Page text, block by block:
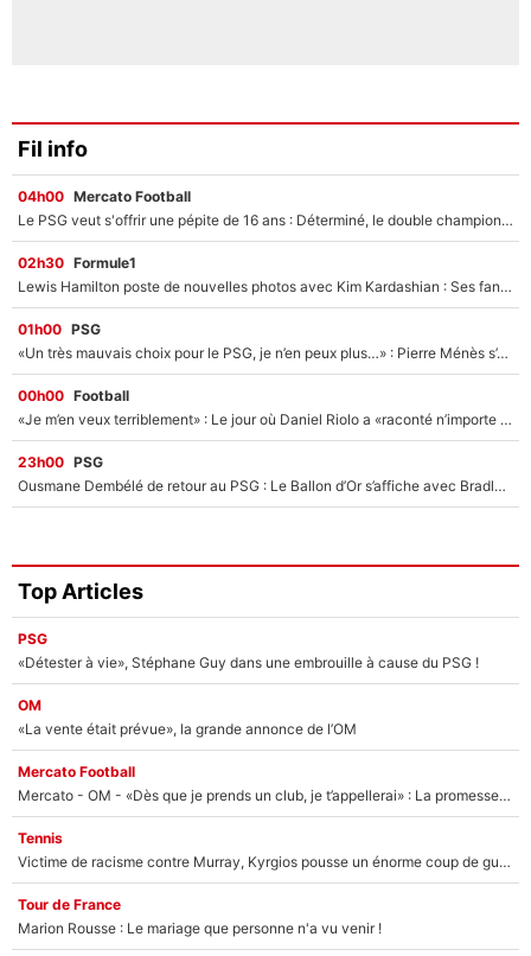
Fil info
04h00 Mercato Football
Le PSG veut s'offrir une pépite de 16 ans : Déterminé, le double champion d'Europe en titre est prêt à lâcher 40M€ pour celui que l'on compare déjà à Vinicius Jr !
02h30 Formule1
Lewis Hamilton poste de nouvelles photos avec Kim Kardashian : Ses fans le voient déjà redevenir champion du monde de F1 grâce à elle !
01h00 PSG
«Un très mauvais choix pour le PSG, je n’en peux plus…» : Pierre Ménès s’est complètement trompé avec Luis Enrique et ces déclarations le prouvent !
00h00 Football
«Je m’en veux terriblement» : Le jour où Daniel Riolo a «raconté n’importe quoi» dans l'After Foot !
23h00 PSG
Ousmane Dembélé de retour au PSG : Le Ballon d’Or s’affiche avec Bradley Barcola en plein cœur du feuilleton sur son départ !
Top Articles
PSG
«Détester à vie», Stéphane Guy dans une embrouille à cause du PSG !
OM
«La vente était prévue», la grande annonce de l’OM
Mercato Football
Mercato - OM - «Dès que je prends un club, je t’appellerai» : La promesse de Marcelino au moment de claquer la porte
Tennis
Victime de racisme contre Murray, Kyrgios pousse un énorme coup de gueule !
Tour de France
Marion Rousse : Le mariage que personne n'a vu venir !